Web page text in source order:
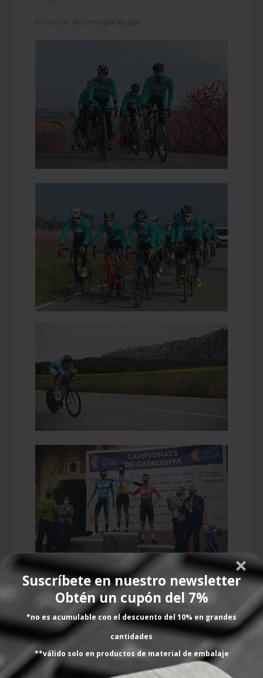
Suscríbete en nuestro newsletter
Obtén un cupón del 7%
*no es acumulable con el descuento del 10% en grandes
cantidades
**válido solo en productos de material de embalaje
@controlpackyupih